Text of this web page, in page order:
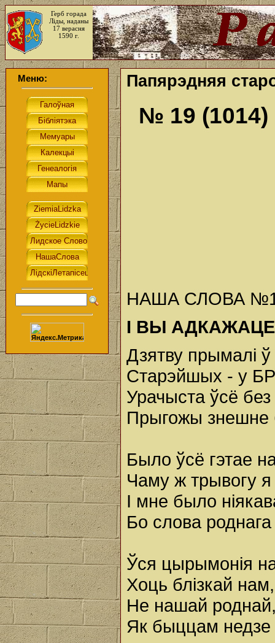
Герб горада
Ліды, наданы
17 верасня
1590 г.
Меню: Папярэдняя
№ 19 (1014)
НАША СЛОВА №19
І ВЫ
Дзятву прымалі
Старэйшых - у
Урачыста ўсё
Прыгожы знешне
Было ўсё гэтае
Чаму ж трывогу я
І мне было
Бо слова роднага
Ўся цырымонія
Хоць блізкай
Не нашай
Як быццам